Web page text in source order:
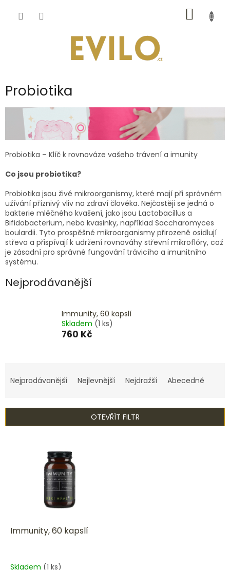
KOŠÍK
Probiotika
Probiotika – Klíč k rovnováze vašeho trávení a imunity
Co jsou probiotika?
Probiotika jsou živé mikroorganismy, které mají při správném
užívání příznivý vliv na zdraví člověka. Nejčastěji se jedná o
bakterie mléčného kvašení, jako jsou Lactobacillus a
Bifidobacterium, nebo kvasinky, například Saccharomyces
boulardii. Tyto prospěšné mikroorganismy přirozeně osidlují
střeva a přispívají k udržení rovnováhy střevní mikroflóry, což
je zásadní pro správné fungování trávicího a imunitního
systému.
Nejprodávanější
Immunity, 60 kapslí
Skladem (1 ks)
760 Kč
a
n
í
Nejprodávanější Nejlevnější Nejdražší Abecedně
OTEVŘÍT FILTR
dImmunity, 60 kapslí
Skladem (1 ks)